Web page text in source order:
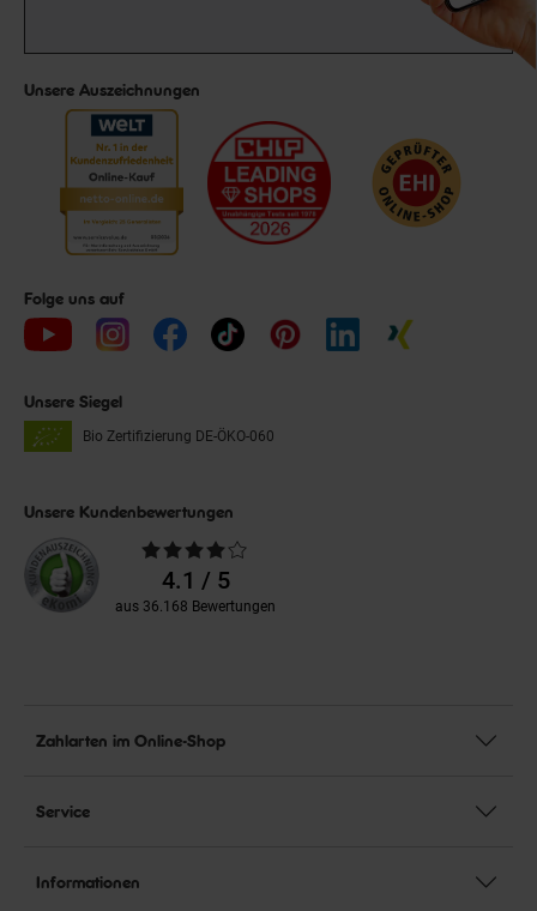
Unsere Auszeichnungen
Folge uns auf
Unsere Siegel
Bio Zertifizierung DE-ÖKO-060
Unsere Kundenbewertungen
Durchschnittliche
Bewertungen4.1 / 5
aus 36.168 Bewertungen
Zahlarten im Online-Shop
Service
Informationen